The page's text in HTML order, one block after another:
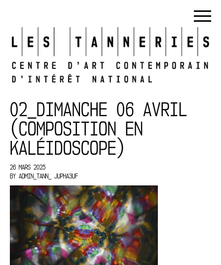
02_DIMANCHE 06 AVRIL
(COMPOSITION EN
KALÉIDOSCOPE)
26 MARS 2025
BY ADMIN_TANN_ JUPHA3UF